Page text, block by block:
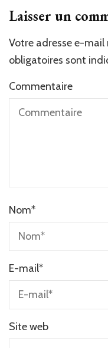
Laisser un
Votre adresse e-mail
obligatoires sont
Commentaire
Nom*
E-mail*
Site web